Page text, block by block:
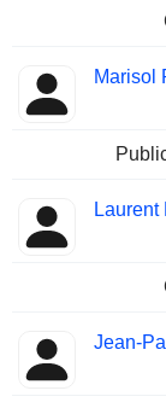
Marisol
Laurent
Jean-